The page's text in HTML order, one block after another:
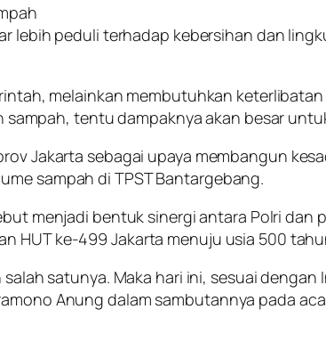
lebih peduli terhadap kebersihan dan
melainkan membutuhkan
tentu dampaknya akan besar
Jakarta sebagai upaya membangun
sampah di TPST Bantargebang.
menjadi bentuk sinergi antara Polri dan
HUT ke-499 Jakarta menuju usia 500
satunya. Maka hari ini, sesuai
Anung dalam sambutannya pada